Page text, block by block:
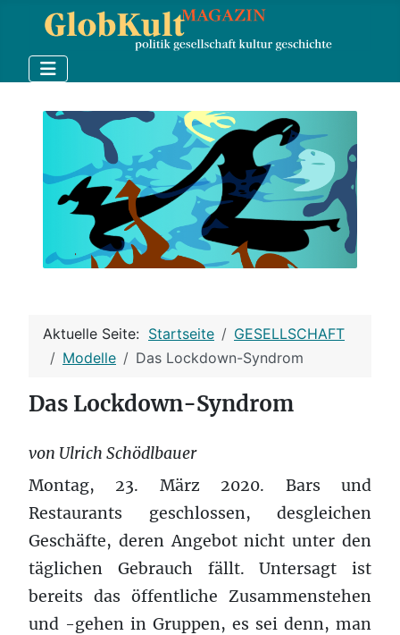
Aktuelle Seite: Startseite
GESELLSCHAFT
Modelle
Das Lockdown-Syndrom
Das Lockdown-Syndrom
von Ulrich Schödlbauer
Montag, 23. März 2020. Bars und
Restaurants geschlossen, desgleichen
Geschäfte, deren Angebot nicht unter den
täglichen Gebrauch fällt. Untersagt ist
bereits das öffentliche Zusammenstehen
und -gehen in Gruppen, es sei denn, man